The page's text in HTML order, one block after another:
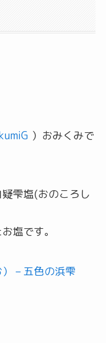
）おみくみで
雫塩(おのころし
塩です。
– 五色の浜雫